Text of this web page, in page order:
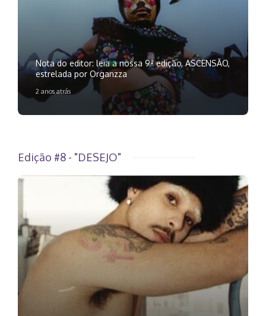
Nota do editor: leia a nossa 9ª edição, ASCENSÃO,
estrelada por Organzza
2 anos atrás
Edição #8 - "DESEJO"